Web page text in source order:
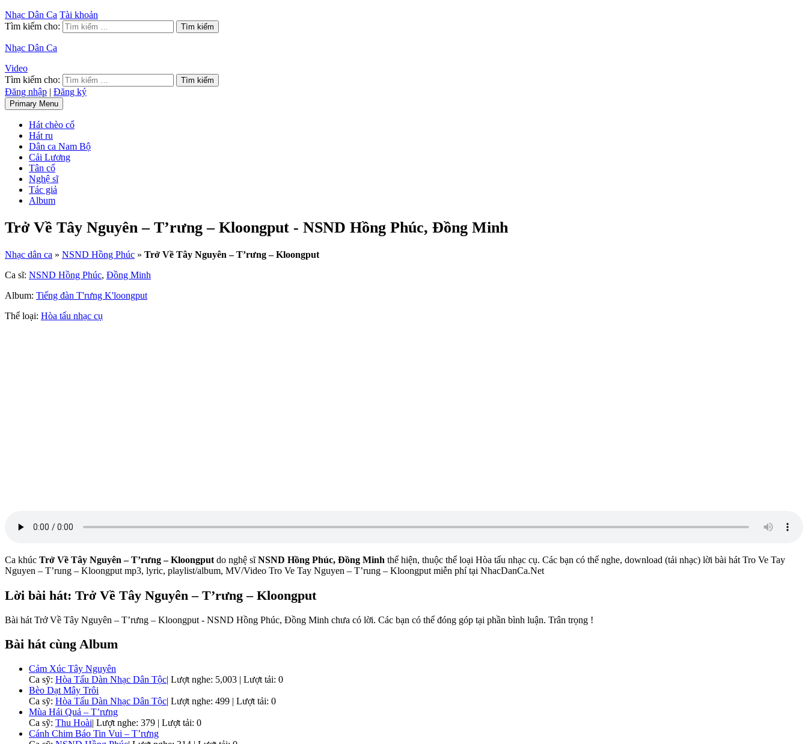
Nhạc Dân Ca Tài khoản
Tìm kiếm cho:
Nhạc Dân Ca
Video
Tìm kiếm cho:
Đăng nhập | Đăng ký
Primary Menu
Hát chèo cổ
Hát ru
Dân ca Nam Bộ
Cải Lương
Tân cổ
Nghệ sĩ
Tác giả
Album
Trở Về Tây Nguyên – T’rưng – Kloongput - NSND Hồng Phúc, Đồng Minh
Nhạc dân ca » NSND Hồng Phúc » Trở Về Tây Nguyên – T’rưng – Kloongput
Ca sĩ: NSND Hồng Phúc, Đồng Minh
Album: Tiếng đàn T'rưng K'loongput
Thể loại: Hòa tấu nhạc cụ
Ca khúc Trở Về Tây Nguyên – T’rưng – Kloongputdo nghệ sĩNSND Hồng Phúc, Đồng Minh thể hiện, thuộc thể loại Hòa tấu nhạc cụ. Các bạn có thể nghe, download (tải nhạc) lời bài hát Tro Ve Tay
Nguyen – T’rung – Kloongput mp3, lyric, playlist/album, MV/Video Tro Ve Tay Nguyen – T’rung – Kloongput miễn phí tại NhacDanCa.Net
Lời bài hát: Trở Về Tây Nguyên – T’rưng – Kloongput
Bài hát Trở Về Tây Nguyên – T’rưng – Kloongput - NSND Hồng Phúc, Đồng Minh chưa có lời. Các bạn có thể đóng góp tại phần bình luận. Trân trọng !
Bài hát cùng Album
Cảm Xúc Tây Nguyên
Ca sỹ: Hòa Tấu Dàn Nhạc Dân Tộc| Lượt nghe: 5,003 | Lượt tải: 0
Bèo Dạt Mây Trôi
Ca sỹ: Hòa Tấu Dàn Nhạc Dân Tộc| Lượt nghe: 499 | Lượt tải: 0
Mùa Hái Quả – T’rưng
Ca sỹ: Thu Hoài| Lượt nghe: 379 | Lượt tải: 0
Cánh Chim Báo Tin Vui – T’rưng